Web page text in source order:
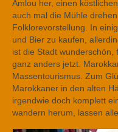
Amlou her, einen
auch mal die Mühle
Folklorevorstellung. In
und Bier zu kaufen,
ist die Stadt
ganz anders jetzt.
Massentourismus. Zum
Marokkaner in den alten
irgendwie doch komplett
wandern herum, lassen